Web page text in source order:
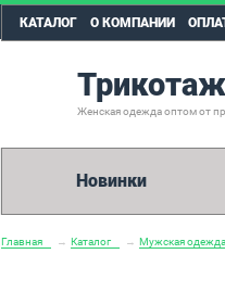
КАТАЛОГ О КОМПАНИИ
Женская одежда оптом от
Новинки
Главная → Каталог → Мужская одежда